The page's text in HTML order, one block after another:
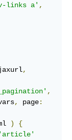
links a' ,
,
,
, page:
)
{
'article'